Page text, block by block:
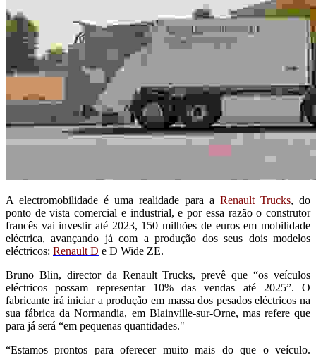
A electromobilidade é uma realidade para a Renault Trucks, do
ponto de vista comercial e industrial, e por essa razão o construtor
francês vai investir até 2023, 150 milhões de euros em mobilidade
eléctrica, avançando já com a produção dos seus dois modelos
eléctricos: Renault D e D Wide ZE.
Bruno Blin, director da Renault Trucks, prevê que “os veículos
eléctricos possam representar 10% das vendas até 2025”. O
fabricante irá iniciar a produção em massa dos pesados eléctricos na
sua fábrica da Normandia, em Blainville-sur-Orne, mas refere que
para já será “em pequenas quantidades."
“Estamos prontos para oferecer muito mais do que o veículo.